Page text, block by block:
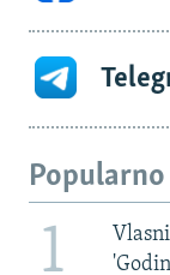
Popularno
1